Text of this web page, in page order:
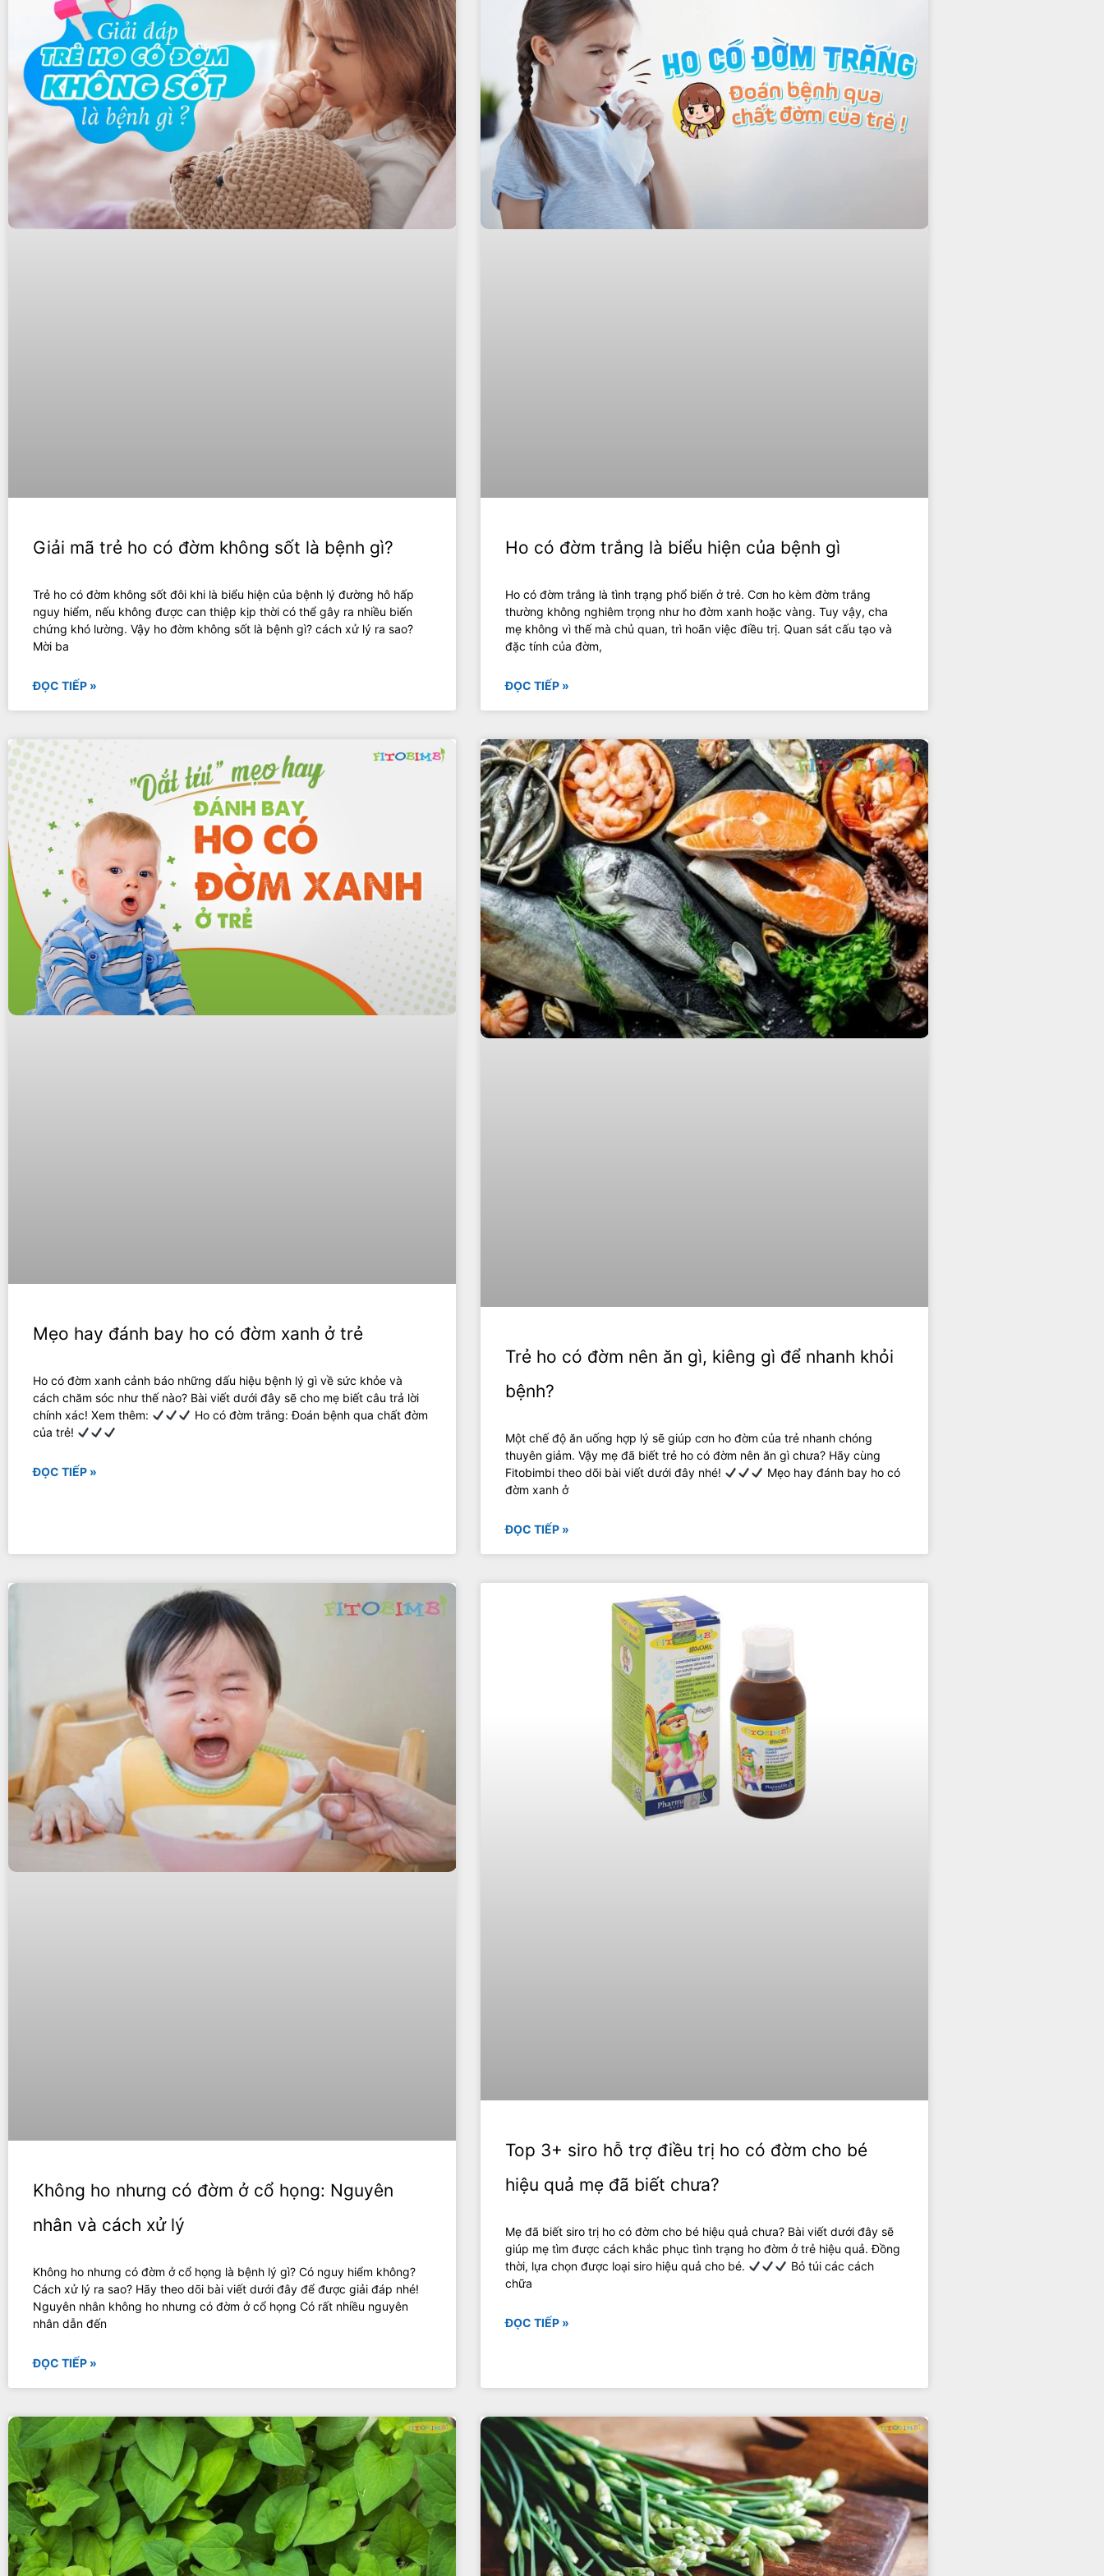
Giải mã trẻ ho có đờm không sốt là bệnh gì?
Trẻ ho có đờm không sốt đôi khi là biểu hiện của bệnh lý đường hô hấp
nguy hiểm, nếu không được can thiệp kịp thời có thể gây ra nhiều biến
chứng khó lường. Vậy ho đờm không sốt là bệnh gì? cách xử lý ra sao?
Mời ba
ĐỌC TIẾP »
Ho có đờm trắng là biểu hiện của bệnh gì
Ho có đờm trắng là tình trạng phổ biến ở trẻ. Cơn ho kèm đờm trắng
thường không nghiêm trọng như ho đờm xanh hoặc vàng. Tuy vậy, cha
mẹ không vì thế mà chủ quan, trì hoãn việc điều trị. Quan sát cấu tạo và
đặc tính của đờm,
ĐỌC TIẾP »
Mẹo hay đánh bay ho có đờm xanh ở trẻ
Ho có đờm xanh cảnh báo những dấu hiệu bệnh lý gì về sức khỏe và
cách chăm sóc như thế nào? Bài viết dưới đây sẽ cho mẹ biết câu trả lời
chính xác! Xem thêm:
Ho có đờm trắng: Đoán bệnh qua chất đờm
của trẻ!
ĐỌC TIẾP »
Trẻ ho có đờm nên ăn gì, kiêng gì để nhanh khỏi
bệnh?
Một chế độ ăn uống hợp lý sẽ giúp cơn ho đờm của trẻ nhanh chóng
thuyên giảm. Vậy mẹ đã biết trẻ ho có đờm nên ăn gì chưa? Hãy cùng
Fitobimbi theo dõi bài viết dưới đây nhé!
Mẹo hay đánh bay ho có
đờm xanh ở
ĐỌC TIẾP »
Không ho nhưng có đờm ở cổ họng: Nguyên
nhân và cách xử lý
Không ho nhưng có đờm ở cổ họng là bệnh lý gì? Có nguy hiểm không?
Cách xử lý ra sao? Hãy theo dõi bài viết dưới đây để được giải đáp nhé!
Nguyên nhân không ho nhưng có đờm ở cổ họng Có rất nhiều nguyên
nhân dẫn đến
ĐỌC TIẾP »
Top 3+ siro hỗ trợ điều trị ho có đờm cho bé
hiệu quả mẹ đã biết chưa?
Mẹ đã biết siro trị ho có đờm cho bé hiệu quả chưa? Bài viết dưới đây sẽ
giúp mẹ tìm được cách khắc phục tình trạng ho đờm ở trẻ hiệu quả. Đồng
thời, lựa chọn được loại siro hiệu quả cho bé.
Bỏ túi các cách
chữa
ĐỌC TIẾP »